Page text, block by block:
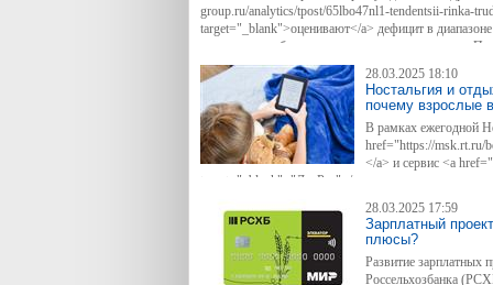
group.ru/analytics/tpost/65lbo47nl1-tendentsii-rinka-
target="_blank">оценивают</a> дефицит в
что серьезно обостряет конкуренцию за таланты.
джунов, требует от работодателей новых подходов
привлечение и развитие начинающих специалистов
решает комплексно. Например, холдинг организует
реальных проектах, над которыми сегодня работают
28.03.2025 18:10
Ностальгия и
почему взрослые
В рамках ежегодной
href="https://msk.rt.ru/
</a> и сервис <a
target="_blank">"ЛитРес"</a> опросили своих
респондентов старше 18 лет. Результаты показали
среди взрослой аудитории вне зависимости от
28.03.2025 17:59
Зарплатный
плюсы?
Развитие зарплатных
Россельхозбанка